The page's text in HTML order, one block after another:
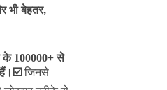
भी बेहतर,
के 100000+ से
☑️ जिनसे